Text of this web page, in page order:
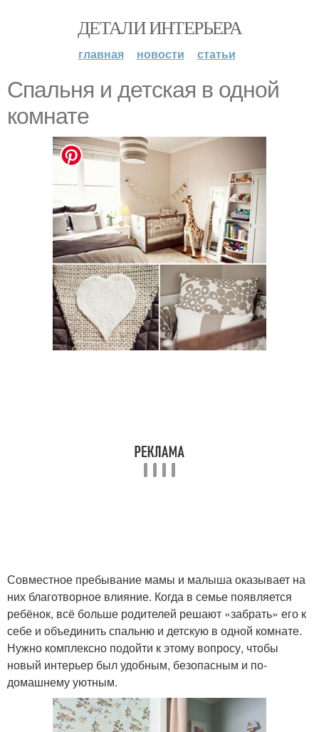
ДЕТАЛИ ИНТЕРЬЕРА
главная новости статьи
Спальня и детская в одной
комнате
Совместное пребывание мамы и малыша оказывает на
них благотворное влияние. Когда в семье появляется
ребёнок, всё больше родителей решают «забрать» его к
себе и объединить спальню и детскую в одной комнате.
Нужно комплексно подойти к этому вопросу, чтобы
новый интерьер был удобным, безопасным и по-
домашнему уютным.